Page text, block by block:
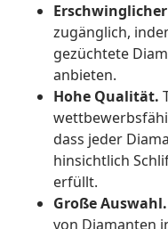
zugänglich,
gezüchtete
anbieten.
Hohe Qualität.
dass jeder
hinsichtlich
erfüllt.
Große Auswahl.
von Diamanten